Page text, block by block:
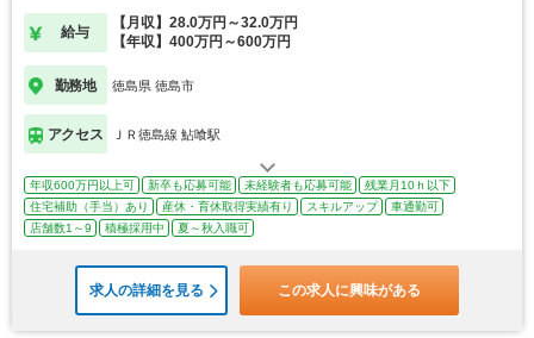
給与
【月収】28.0万円～32.0万円
【年収】400万円～600万円
勤務地 徳島県 徳島市
アクセス ＪＲ徳島線 鮎喰駅
年収600万円以上可 新卒も応募可能 未経験者も応募可能
残業月10ｈ以下
住宅補助（手当）あり
産休・育休取得実績有り スキルアップ
車通勤可
店舗数1～9
積極採用中 夏～秋入職可
求人の詳細を見る この求人に興味がある